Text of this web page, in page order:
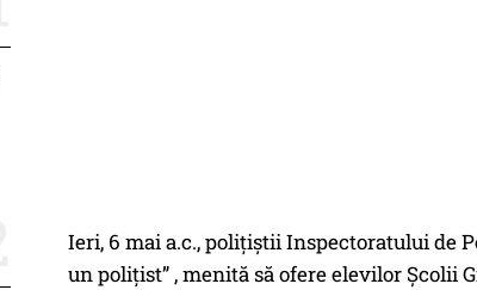
Ieri, 6 mai a.c., polițiștii Inspectoratului de
un polițist” , menită să ofere elevilor Școlii